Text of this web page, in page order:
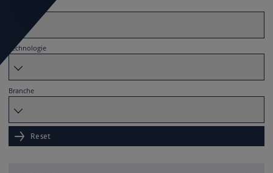
Technologie
Branche
Reset